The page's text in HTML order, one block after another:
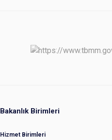
Bakanlık Birimleri
Hizmet Birimleri